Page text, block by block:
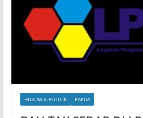
HUKUM & POLITIK PAPUA